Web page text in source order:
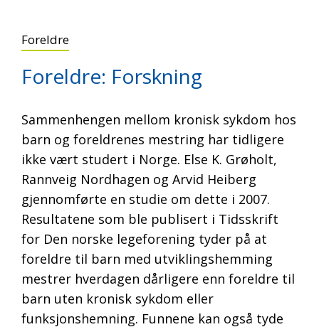
Foreldre
Foreldre: Forskning
Sammenhengen mellom kronisk sykdom hos
barn og foreldrenes mestring har tidligere
ikke vært studert i Norge. Else K. Grøholt,
Rannveig Nordhagen og Arvid Heiberg
gjennomførte en studie om dette i 2007.
Resultatene som ble publisert i Tidsskrift
for Den norske legeforening tyder på at
foreldre til barn med utviklingshemming
mestrer hverdagen dårligere enn foreldre til
barn uten kronisk sykdom eller
funksjonshemning. Funnene kan også tyde